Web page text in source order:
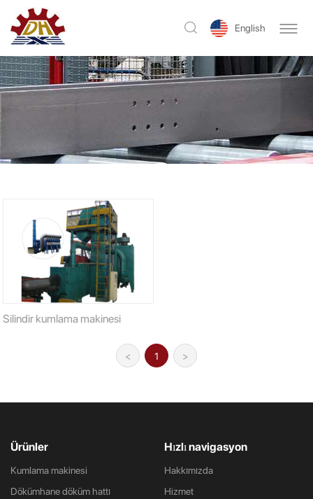
English
Silindir kumlama makinesi
< 1 >
Ürünler
Kumlama makinesi
Dökümhane döküm hattı
Hızlı navigasyon
Hakkımızda
Hizmet